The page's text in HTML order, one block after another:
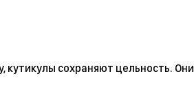
сохраняют цельность. Они